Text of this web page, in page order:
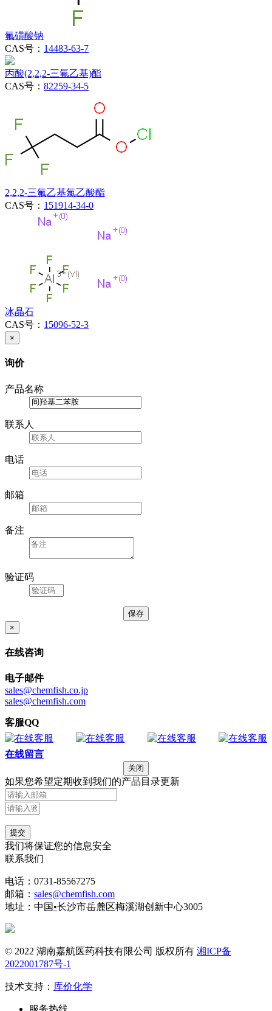
氟磺酸钠
CAS号： 14483-63-7
丙酸(2,2,2-三氟乙基)酯
CAS号： 82259-34-5
2,2,2-三氟乙基氯乙酸酯
CAS号： 151914-34-0
冰晶石
CAS号： 15096-52-3
×
询价
产品名称
联系人
电话
邮箱
备注
验证码
×
在线咨询
电子邮件
sales@chemfish.co.jp
sales@chemfish.com
客服QQ
在线留言
关闭
如果您希望定期收到我们的产品目录更新
提交
我们将保证您的信息安全
联系我们
电话：0731-85567275
邮箱： sales@chemfish.com
地址：中国•长沙市岳麓区梅溪湖创新中心3005
© 2022 湖南嘉航医药科技有限公司 版权所有 湘ICP备
2022001787号-1
技术支持： 库价化学